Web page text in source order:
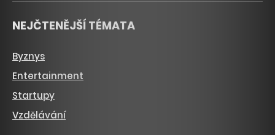
NEJČTENĚJŠÍ TÉMATA
Byznys
Entertainment
Startupy
Vzdělávání